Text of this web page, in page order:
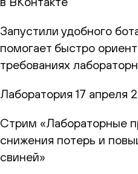
Запустили удобного
помогает быстро
требованиях
Лаборатория 17 апреля
Стрим «Лабораторные
снижения потерь и
свиней»